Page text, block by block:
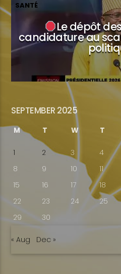
SANTÉ
Le dépôt
candidature au
SEPTEMBER 2025
M T W T
1 2 3 4
8
9 10 11
15
16 17 18
22
23 24 25
29
30
« Aug Dec »